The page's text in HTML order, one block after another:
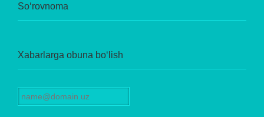
So‘rovnoma
Xabarlarga obuna bo‘lish